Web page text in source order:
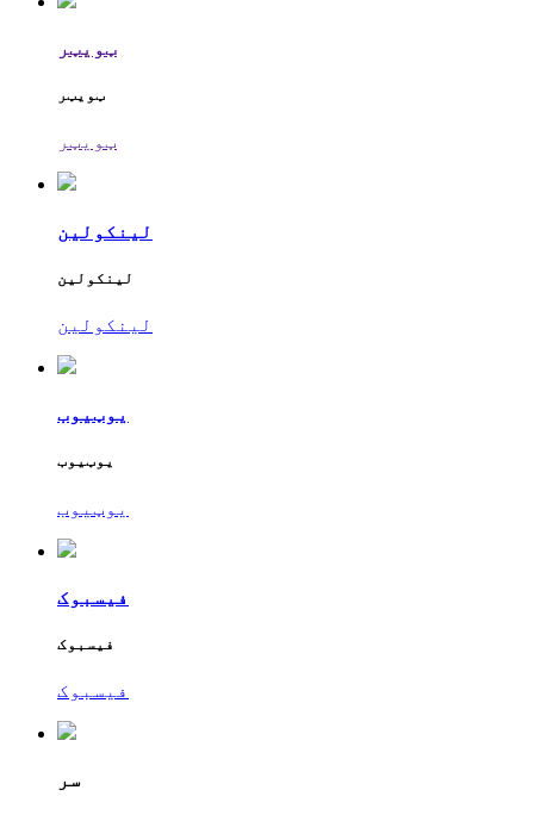
ټویټر
ټویټر
ټویټر
لینکولین
لینکولین
لینکولین
یوټیوب
یوټیوب
یوټیوب
فیسبوک
فیسبوک
فیسبوک
سر